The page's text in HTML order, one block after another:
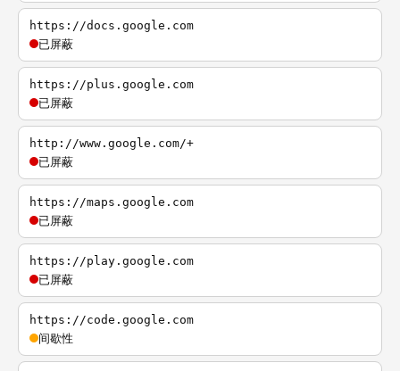
https://docs.google.com
已屏蔽
https://plus.google.com
已屏蔽
http://www.google.com/+
已屏蔽
https://maps.google.com
已屏蔽
https://play.google.com
已屏蔽
https://code.google.com
间歇性